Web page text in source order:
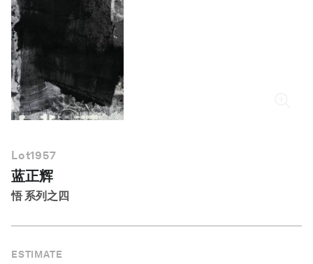
简体中文
Lot1957
蓝正辉
悟 系列之四
ESTIMATE